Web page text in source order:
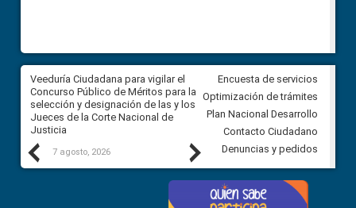
Previous
Veeduría Ciudadana para vigilar el
Concurso Público de Méritos para la
selección y designación de las y los
Jueces de la Corte Nacional de
Justicia
7 agosto, 2026
Veeduría para realizar el
seguimiento de la gestión
Autónomo Descentralizado
parroquial rural de Calacalí
6 agosto, 2026
Next
Encuesta de servicios
Optimización de trámites
Plan Nacional Desarrollo
Contacto Ciudadano
Denuncias y pedidos